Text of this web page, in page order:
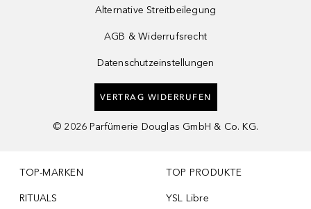
Alternative Streitbeilegung
AGB & Widerrufsrecht
Datenschutzeinstellungen
VERTRAG WIDERRUFEN
© 2026 Parfümerie Douglas GmbH & Co. KG.
TOP-MARKEN
RITUALS
TOP PRODUKTE
YSL Libre